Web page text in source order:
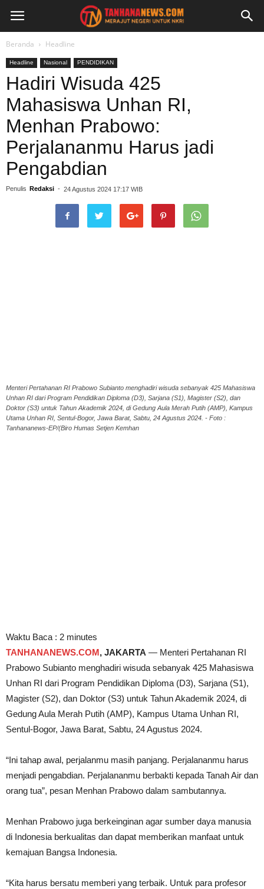
Beranda Headline
Headline Nasional PENDIDIKAN
Hadiri Wisuda 425
Mahasiswa Unhan RI,
Menhan Prabowo:
Perjalananmu Harus jadi
Pengabdian
Penulis Redaksi - 24 Agustus 2024 17:17 WIB
Menteri Pertahanan RI Prabowo Subianto menghadiri wisuda sebanyak 425 Mahasiswa
Unhan RI dari Program Pendidikan Diploma (D3), Sarjana (S1), Magister (S2), dan
Doktor (S3) untuk Tahun Akademik 2024, di Gedung Aula Merah Putih (AMP), Kampus
Utama Unhan RI, Sentul-Bogor, Jawa Barat, Sabtu, 24 Agustus 2024. - Foto :
Tanhananews-EP/(Biro Humas Setjen Kemhan
Waktu Baca : 2 minutes
TANHANANEWS.COM, JAKARTA — Menteri Pertahanan RI
Prabowo Subianto menghadiri wisuda sebanyak 425 Mahasiswa
Unhan RI dari Program Pendidikan Diploma (D3), Sarjana (S1),
Magister (S2), dan Doktor (S3) untuk Tahun Akademik 2024, di
Gedung Aula Merah Putih (AMP), Kampus Utama Unhan RI,
Sentul-Bogor, Jawa Barat, Sabtu, 24 Agustus 2024.
“Ini tahap awal, perjalanmu masih panjang. Perjalananmu harus
menjadi pengabdian. Perjalananmu berbakti kepada Tanah Air dan
orang tua”, pesan Menhan Prabowo dalam sambutannya.
Menhan Prabowo juga berkeinginan agar sumber daya manusia
di Indonesia berkualitas dan dapat memberikan manfaat untuk
kemajuan Bangsa Indonesia.
“Kita harus bersatu memberi yang terbaik. Untuk para profesor